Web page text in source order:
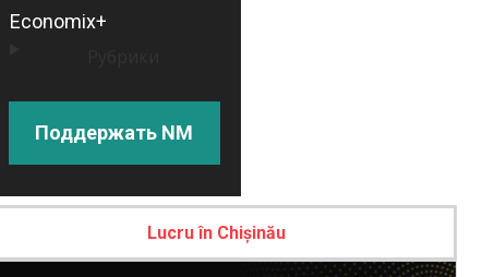
Economix+
Поддержать NM
Lucru în Chișinău